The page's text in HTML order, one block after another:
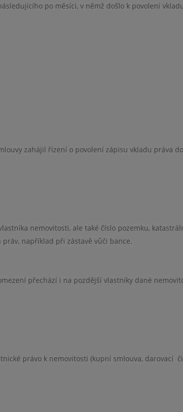
po měsíci, v němž došlo k povolení
zahájil řízení o povolení zápisu vkladu práva do
nemovitosti, ale také číslo pozemku,
například při zástavě vůči bance.
přechází i na pozdější vlastníky dané
právo k nemovitosti (kupní smlouva, darovací či